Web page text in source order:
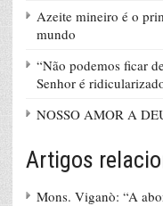
Azeite mineiro é o
mundo
“Não podemos ficar
Senhor é
NOSSO AMOR A
Artigos
Mons. Viganò: “A